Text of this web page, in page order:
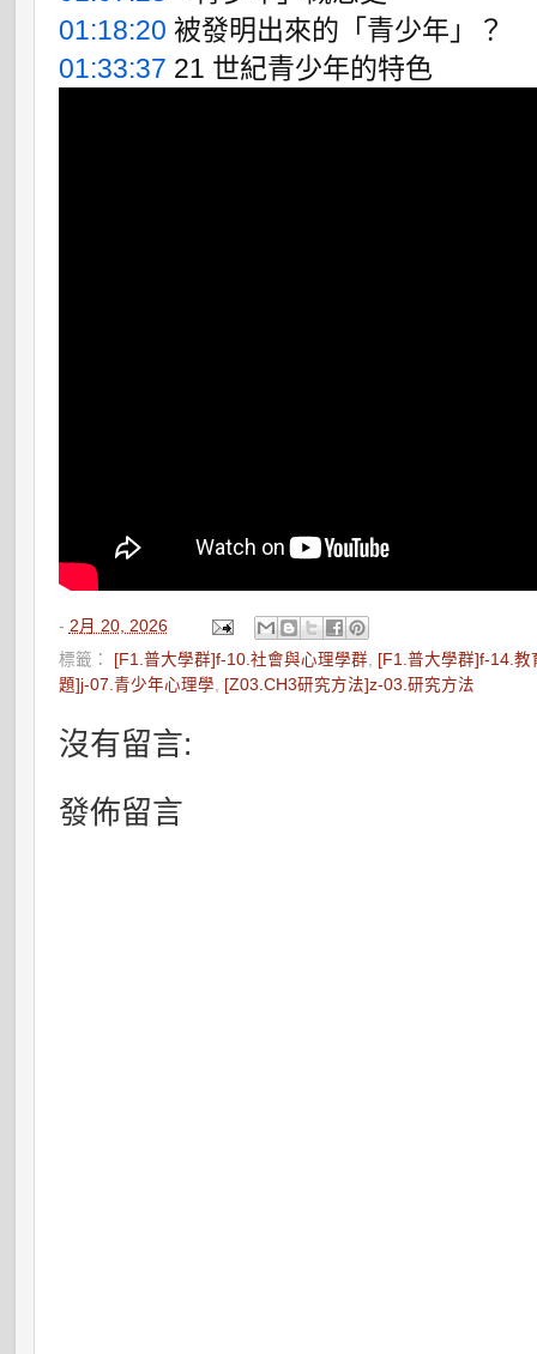
01:18:20
01:33:37 21 世紀青少年的特色
- 2月 20, 2026
標籤：
[F1.普大學群]f-10.社會與心理學群, [F1.普大學群]f-14.教
題]j-07.青少年心理學, [Z03.CH3研究方法]z-03.研究方法
沒有留言:
發佈留言